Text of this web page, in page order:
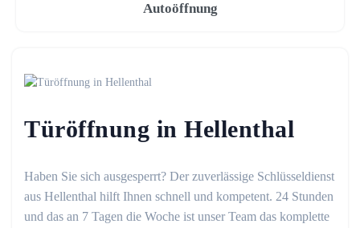
Autoöffnung
Türöffnung in Hellenthal
Haben Sie sich ausgesperrt? Der zuverlässige Schlüsseldienst
aus Hellenthal hilft Ihnen schnell und kompetent. 24 Stunden
und das an 7 Tagen die Woche ist unser Team das komplette